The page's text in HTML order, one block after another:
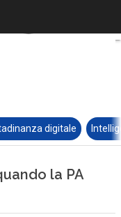
digitale
la PA